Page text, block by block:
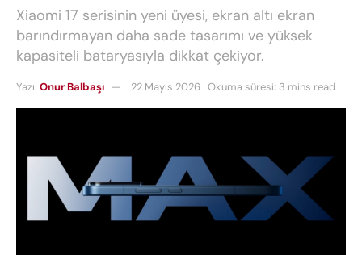
Xiaomi 17 serisinin yeni üyesi, ekran altı ekran
barındırmayan daha sade tasarımı ve yüksek
kapasiteli bataryasıyla dikkat çekiyor.
Yazı: Onur Balbaşı 22 Mayıs 2026 Okuma süresi: 3 mins read